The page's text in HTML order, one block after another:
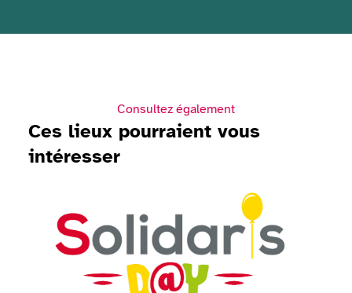
Consultez également
Ces lieux pourraient vous
intéresser